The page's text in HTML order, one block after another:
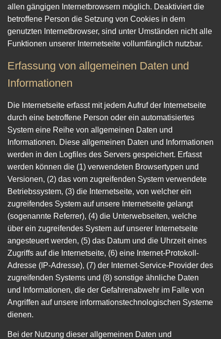
allen gängigen Internetbrowsern möglich. Deaktiviert die
betroffene Person die Setzung von Cookies in dem
genutzten Internetbrowser, sind unter Umständen nicht alle
Funktionen unserer Internetseite vollumfänglich nutzbar.
Erfassung von allgemeinen Daten und
Informationen
Die Internetseite erfasst mit jedem Aufruf der Internetseite
durch eine betroffene Person oder ein automatisiertes
System eine Reihe von allgemeinen Daten und
Informationen. Diese allgemeinen Daten und Informationen
werden in den Logfiles des Servers gespeichert. Erfasst
werden können die (1) verwendeten Browsertypen und
Versionen, (2) das vom zugreifenden System verwendete
Betriebssystem, (3) die Internetseite, von welcher ein
zugreifendes System auf unsere Internetseite gelangt
(sogenannte Referrer), (4) die Unterwebseiten, welche
über ein zugreifendes System auf unserer Internetseite
angesteuert werden, (5) das Datum und die Uhrzeit eines
Zugriffs auf die Internetseite, (6) eine Internet-Protokoll-
Adresse (IP-Adresse), (7) der Internet-Service-Provider des
zugreifenden Systems und (8) sonstige ähnliche Daten
und Informationen, die der Gefahrenabwehr im Falle von
Angriffen auf unsere informationstechnologischen Systeme
dienen.
Bei der Nutzung dieser allgemeinen Daten und